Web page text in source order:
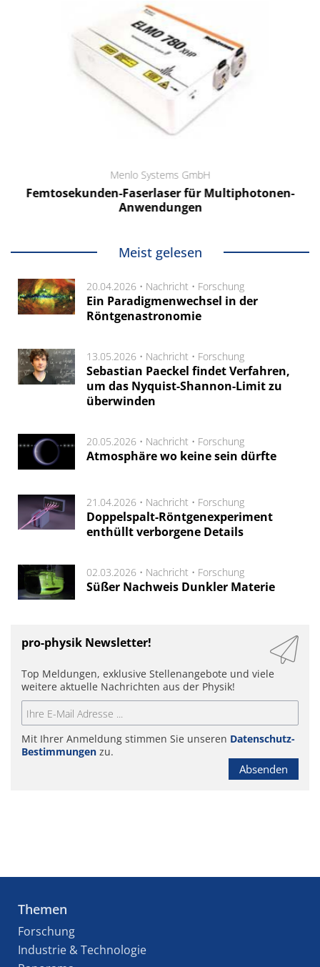
Menlo Systems GmbH
Femtosekunden-Faserlaser für Multiphotonen-
Anwendungen
Meist gelesen
20.04.2026 • Nachricht • Forschung
Ein Paradigmenwechsel in der
Röntgenastronomie
13.05.2026 • Nachricht • Forschung
Sebastian Paeckel findet Verfahren,
um das Nyquist-Shannon-Limit zu
überwinden
20.05.2026 • Nachricht • Forschung
Atmosphäre wo keine sein dürfte
21.04.2026 • Nachricht • Forschung
Doppelspalt-Röntgenexperiment
enthüllt verborgene Details
02.03.2026 • Nachricht • Forschung
Süßer Nachweis Dunkler Materie
pro-physik Newsletter!
Top Meldungen, exklusive Stellenangebote und viele
weitere aktuelle Nachrichten aus der Physik!
Mit Ihrer Anmeldung stimmen Sie unseren Datenschutz-
Bestimmungen zu.
Absenden
Themen
Forschung
Industrie & Technologie